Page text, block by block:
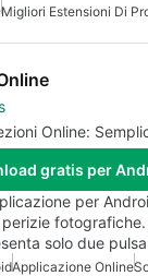
Online:
gratis per
per
solo due
Applicazione Online